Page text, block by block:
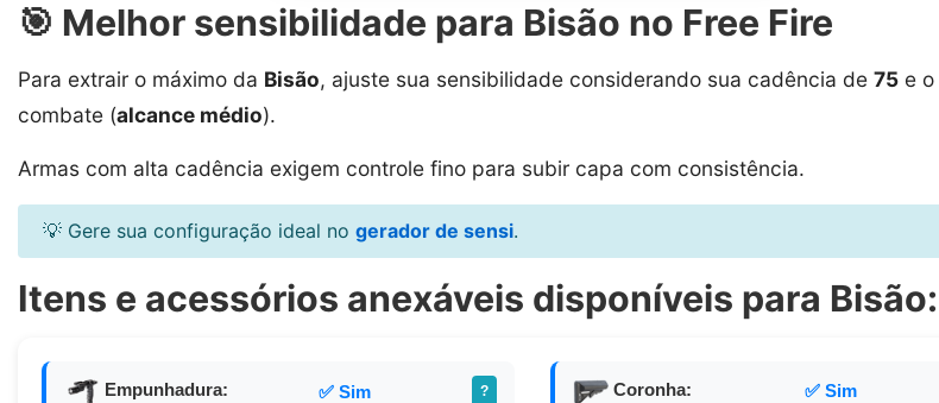
🎯 Melhor sensibilidade para Bisão no Free Fire
Para extrair o máximo da Bisão, ajuste sua sensibilidade considerando sua cadência de 75 e
combate (alcance médio).
Armas com alta cadência exigem controle fino para subir capa com consistência.
💡 Gere sua configuração ideal no gerador de sensi.
Itens e acessórios anexáveis disponíveis para Bisão:
Empunhadura: ✅ Sim ? Coronha: ✅ Sim